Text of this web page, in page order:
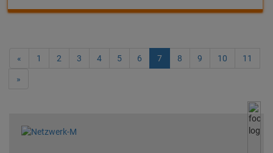
« 1 2 3 4 5 6 7 8 9 10 11
»